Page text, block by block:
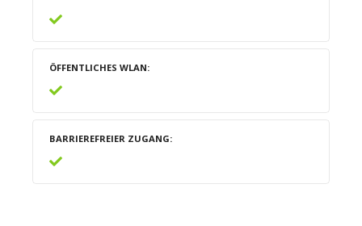
ÖFFENTLICHES WLAN
BARRIEREFREIER ZUGANG